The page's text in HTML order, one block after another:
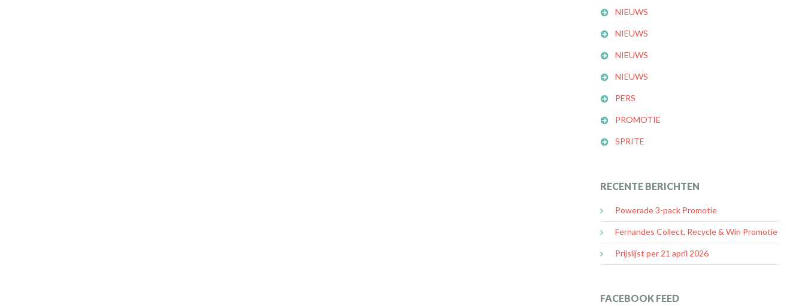
NIEUWS
NIEUWS
NIEUWS
NIEUWS
PERS
PROMOTIE
SPRITE
RECENTE BERICHTEN
Powerade 3-pack Promotie
Fernandes Collect, Recycle & Win Promotie
Prijslijst per 21 april 2026
FACEBOOK FEED